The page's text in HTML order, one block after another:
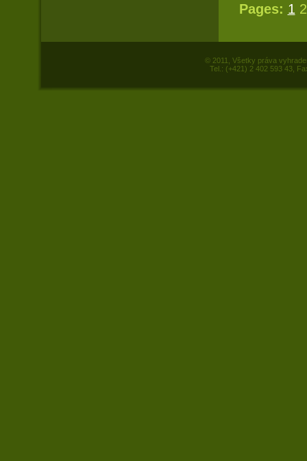
Pages: 1 2
© 2011, Všetky práva
Tel.: (+421) 2 402 593 43,